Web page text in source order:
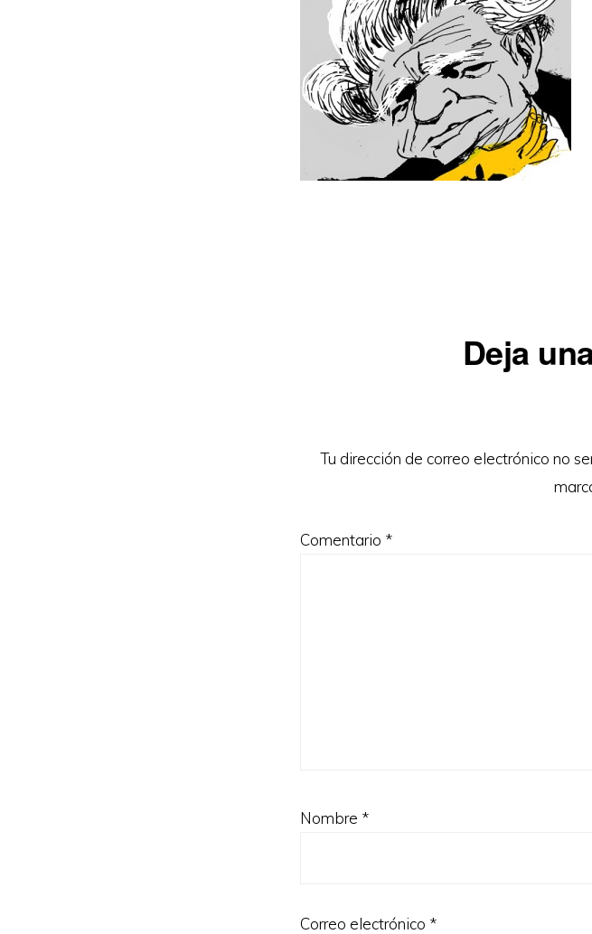
lectores
Deja
Tu dirección de correo electrónico no
Comentario *
Nombre *
Correo electrónico *